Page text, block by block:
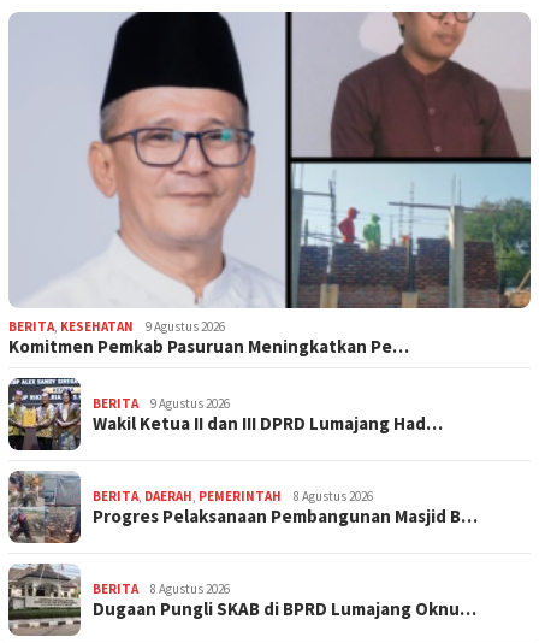
BERITA KESEHATAN 9 Agustus 2026
Komitmen Pemkab Pasuruan Meningkatkan Pe…
BERITA 9 Agustus 2026
Wakil Ketua II dan III DPRD Lumajang Had…
BERITA DAERAH PEMERINTAH 8 Agustus 2026
Progres Pelaksanaan Pembangunan Masjid B…
BERITA 8 Agustus 2026
Dugaan Pungli SKAB di BPRD Lumajang Oknu…